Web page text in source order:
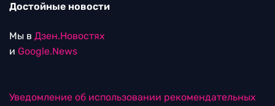
Достойные новости
Мы в Дзен.Новостях
и Google.News
Уведомление об использовании рекомендательных